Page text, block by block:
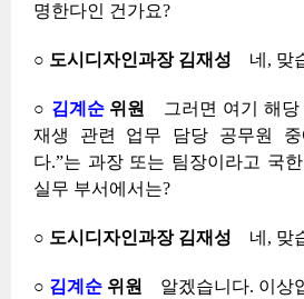
명한다인 건가요?
○ 도시디자인과장 김재성 네, 맞
○ 김계순위원
그러면 여기 해당
재생 관련 업무 담당 공무원 중
다.”는 과장 또는 팀장이라고 국
실무 부서에서는?
○ 도시디자인과장 김재성 네, 맞
○ 김계순 위원 알겠습니다. 이상